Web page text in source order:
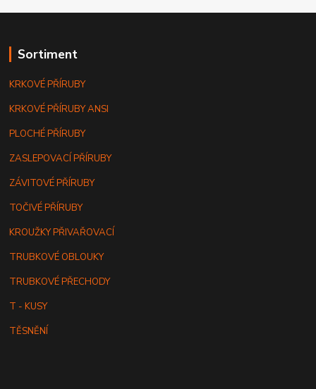
Sortiment
KRKOVÉ PŘÍRUBY
KRKOVÉ PŘÍRUBY ANSI
PLOCHÉ PŘÍRUBY
ZASLEPOVACÍ PŘÍRUBY
ZÁVITOVÉ PŘÍRUBY
TOČIVÉ PŘÍRUBY
KROUŽKY PŘIVAŘOVACÍ
TRUBKOVÉ OBLOUKY
TRUBKOVÉ PŘECHODY
T - KUSY
TĚSNĚNÍ